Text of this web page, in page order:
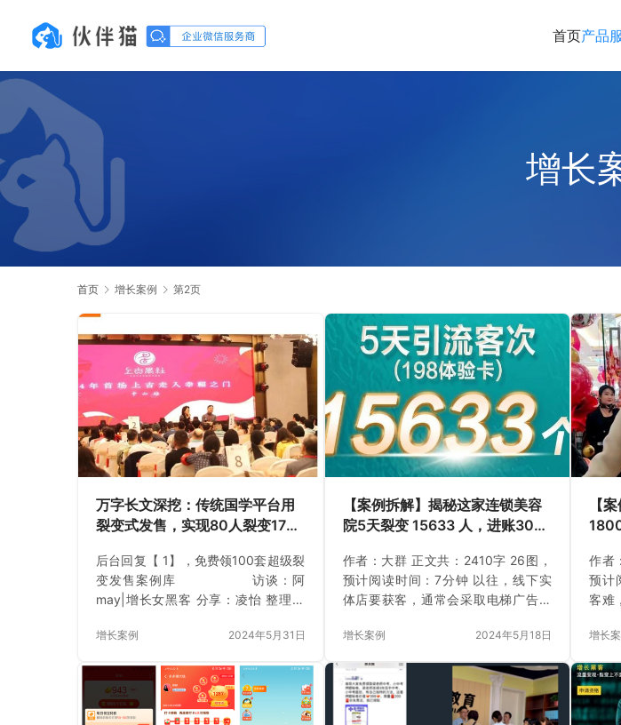
首页产品
增长
首页 增长案例 第2页
万字长文深挖：传统国学平台用
裂变式发售，实现80人裂变1775
后台回复【 1】，免费领100套超级裂
变发售案例库 访谈：阿
may|增长女黑客 分享：凌怡 整理：
阅读时间：28分钟 在海星案例共享计
星增长圈的会员，同时也是我们裂变
式发售增长系统的学员–凌怡老师，来
为我们分享她和荞嘉老师操盘的一
增长案例 2024年5月31日
【案例拆解】揭秘这家连锁美容
院5天裂变 15633 人，进账300
作者：大群 正文共：2410字 26图，
预计阅读时间：7分钟 以往，线下实
体店要获客，通常会采取电梯广告、
式。 但我们的一位学员经过辅导后，
用了5天时间，就成功销售了15633张
198元的锁客卡，最终营收超300万。
刚开始，她还对达成一万单的销售目
增长案例 2024年5月18日
【
作者
预计
客难
实体
他们
的学
划，
增长